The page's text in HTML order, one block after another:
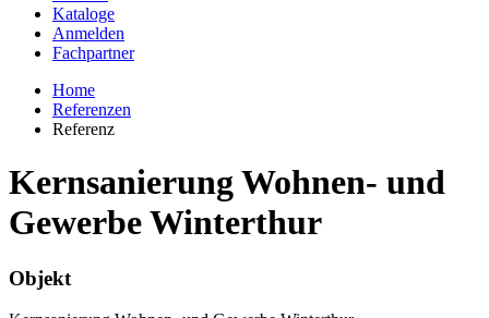
Kataloge
Anmelden
Fachpartner
Home
Referenzen
Referenz
Kernsanierung Wohnen- und
Gewerbe Winterthur
Objekt